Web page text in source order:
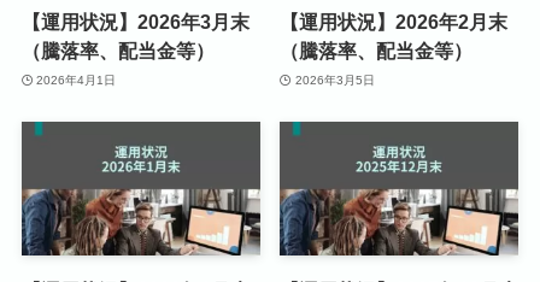
【運用状況】2026年3月末
（騰落率、配当金等）
2026年4月1日
【運用状況】2026年2月末
（騰落率、配当金等）
2026年3月5日